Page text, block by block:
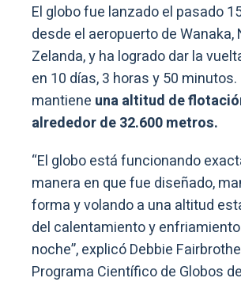
El globo fue lanzado el pasado
desde el aeropuerto de Wanaka,
Zelanda, y ha logrado dar la
en 10 días, 3 horas y 50 minutos.
mantiene una altitud de
alrededor de 32.600 metros.
“El globo está funcionando
manera en que fue diseñado,
forma y volando a una altitud
del calentamiento y
noche”, explicó Debbie
Programa Científico de Globos